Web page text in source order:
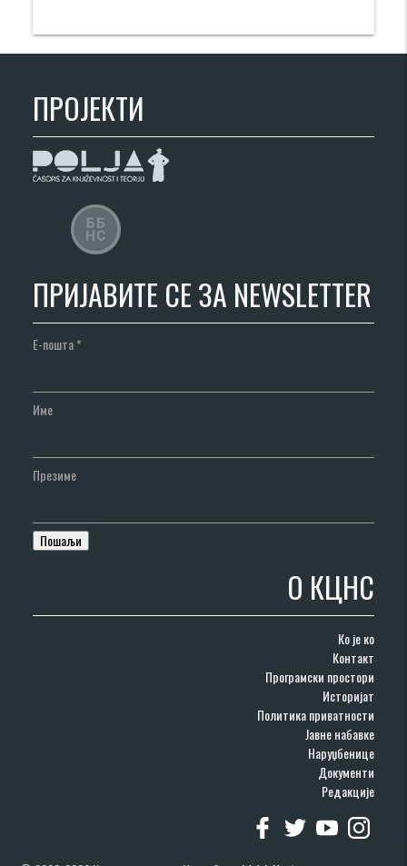
ПРОЈЕКТИ
ПРИЈАВИТЕ СЕ ЗА NEWSLETTER
Е-пошта*
Име
Презиме
О КЦНС
Ко је ко
Контакт
Програмски простори
Историјат
Политика приватности
Јавне набавке
Наруџбенице
Документи
Редакције